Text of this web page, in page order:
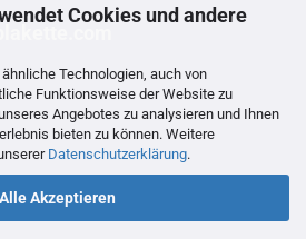
Cookies und andere
Technologien, auch von
Funktionsweise der Website zu
Angebotes zu analysieren und Ihnen
bieten zu können. Weitere
Datenschutzerklärung.
Alle Akzeptieren